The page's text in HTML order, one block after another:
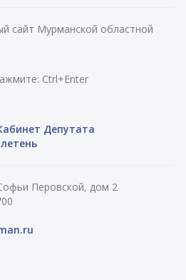
сайт Мурманской областной
Ctrl+Enter
Депутата
Перовской, дом 2